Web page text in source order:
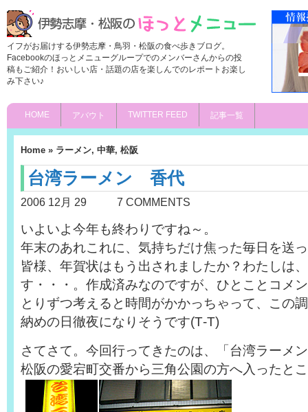
イフがお届けする伊勢志摩・鳥羽・松阪の食べ歩きブログ。
Facebookのほっとメニューグループでのメンバーさんからの投
稿もご紹介！おいしい店・話題の店を楽しんでのレポートお楽し
み下さい♪
HOME アバウト TWITTER FEED 記事一覧
Home » ラーメン, 中華, 松阪
台湾ラーメン 香代
2006 12月 29 7 COMMENTS
いよいよ今年も終わりですね～。
年末のあれこれに、気持ちだけ焦った毎日を送
皆様、年賀状はもう出されましたか？わたしは
す・・・。作成済みなのですが、ひとことコメ
とりずつ考えると時間がかかっちゃって、この
納めの日徹夜になりそうです(T‐T)
さてさて。今回行ってきたのは、「台湾ラーメ
松阪の愛宕町交番から三角公園の方へ入ったと